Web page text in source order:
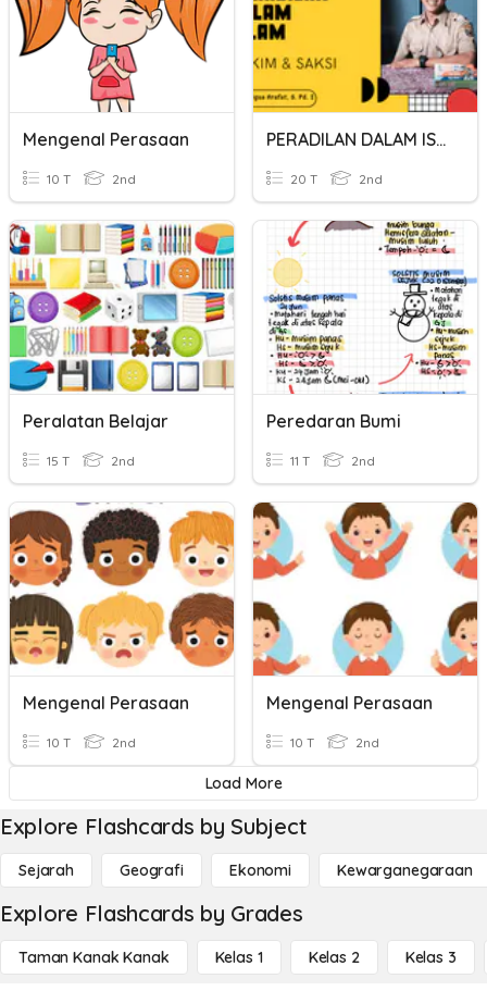
Mengenal Perasaan
10 T 2nd
PERADILAN DALAM ISLAM
20 T 2nd
Peralatan Belajar
15 T 2nd
Peredaran Bumi
11 T 2nd
Mengenal Perasaan
10 T 2nd
Mengenal Perasaan
10 T 2nd
Load More
Explore Flashcards by Subject
Sejarah Geografi Ekonomi Kewarganegaraan
Explore Flashcards by Grades
Taman Kanak Kanak Kelas 1 Kelas 2 Kelas 3